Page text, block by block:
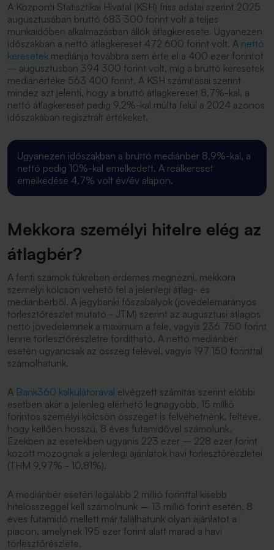
A Központi Statisztikai Hivatal (KSH) friss adatai szerint 2025
augusztusában bruttó 683 300 forint volt a teljes
munkaidőben alkalmazásban állók átlagkeresete. Ugyanezen
időszakban a nettó átlagkereset 472 600 forint volt. A nettó
keresetek mediánja továbbra sem érte el a 400 ezer forintot
– augusztusban 394 300 forint volt, míg a bruttó keresetek
mediánértéke 563 400 forint. A KSH számításai szerint
mindez azt jelenti, hogy a bruttó átlagkereset 8,7%-kal, a
nettó átlagkereset pedig 9,2%-kal múlta felül a 2024 azonos
időszakában regisztrált értékeket.
Ugyanezen időszakban a bruttó mediánbér 8,9%-kal, a
nettó pedig 10%-kal emelkedett. A reálkereset
emelkedése 4,7% volt év/év alapon.
Mekkora személyi hitelre elég az
átlagbér?
A fenti számok tükrében érdemes megnézni, mekkora
személyi kölcsön vehető fel a jelenlegi átlag- és
mediánbérből. A jegybanki főszabályok (jövedelemarányos
törlesztőrészlet mutató - JTM) szerint az augusztusi átlagos
nettó jövedelemnek a maximum a fele, vagyis 236 750 forint
lenne törlesztőrészletre fordítható. A nettó mediánbér
esetén ugyancsak az összeg felével, vagyis 197 150 forinttal
számolhatunk.
A Bank360 kalkulátorával elvégzett számítás szerint előbbi
esetben akár a jelenleg elérhető legnagyobb, 15 millió
forintos személyi kölcsön összeget is felvehetnénk, feltéve,
hogy kellően hosszú, 8 éves futamidővel számolunk.
Ezekben az esetekben ugyanis 223 ezer – 228 ezer forint
között mozognak a jelenlegi ajánlatok havi törlesztőrészletei
(THM 9,97% - 10,81%).
A mediánbér esetén legalább 2 millió forinttal kisebb
hitelösszeggel kell számolnunk – 13 millió forint esetén, 8
éves futamidő mellett már találhatunk olyan ajánlatot a
piacon, amelynek 195 ezer forint alatt marad a havi
törlesztőrészlete.